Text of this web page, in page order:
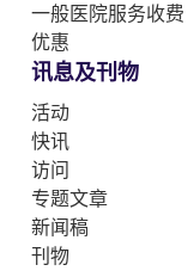
一般医院服务收费
优惠
讯息及刊物
活动
快讯
访问
专题文章
新闻稿
刊物